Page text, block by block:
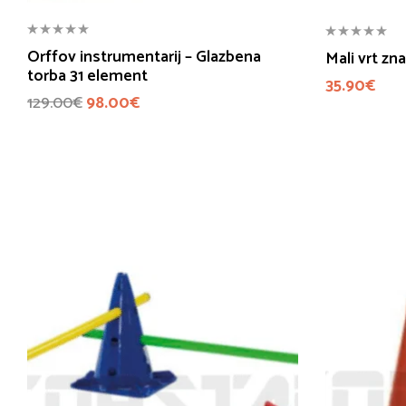
Orffov instrumentarij – Glazbena
torba 31 element
129.00€98.00€
Mali vrt
35.90€